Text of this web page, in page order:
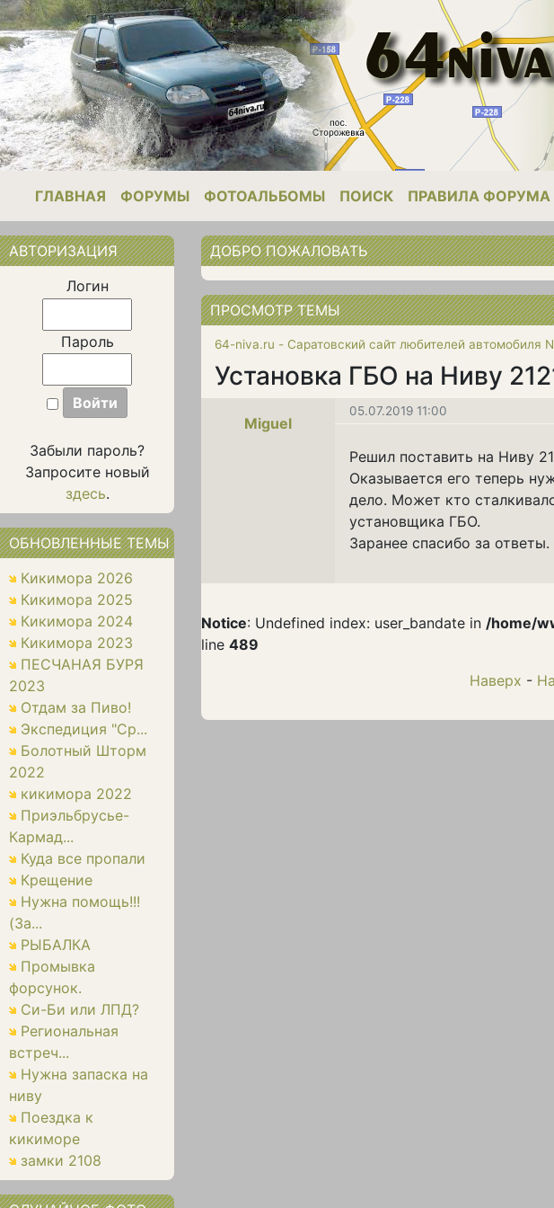
ГЛАВНАЯ ФОРУМЫ ФОТОАЛЬБОМЫ ПОИСК ПРАВИЛА ФОРУМА
АВТОРИЗАЦИЯ
Логин
Пароль
Забыли пароль?
Запросите новый
здесь.
ОБНОВЛЕННЫЕ ТЕМЫ
Кикимора 2026
Кикимора 2025
Кикимора 2024
Кикимора 2023
ПЕСЧАНАЯ БУРЯ
2023
Отдам за Пиво!
Экспедиция "Ср...
Болотный Шторм
2022
кикимора 2022
Приэльбрусье-
Кармад...
Куда все пропали
Крещение
Нужна помощь!!!
(За...
РЫБАЛКА
Промывка
форсунок.
Си-Би или ЛПД?
Региональная
встреч...
Нужна запаска на
ниву
Поездка к
кикиморе
замки 2108
ДОБРО ПОЖАЛОВАТЬ
ПРОСМОТР ТЕМЫ
64-niva.ru - Саратовский сайт любителей автомобиля
Установка ГБО на Ниву
Miguel
05.07.2019 11:00
Решил поставить на Ниву
Оказывается его теперь
дело. Может кто
установщика ГБО.
Заранее спасибо за ответы.
Notice: Undefined index: user_bandate in /home/
line 489
Наверх -